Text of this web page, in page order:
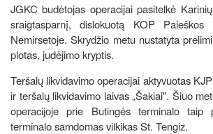
JGKC budėtojas operacijai pasitelkė
sraigtasparnį, dislokuotą KOP
Nemirsetoje. Skrydžio metu nustatyta
plotas, judėjimo kryptis.
Teršalų likvidavimo operacijai aktyvuotas
ir teršalų likvidavimo laivas „Šakiai". Šiuo
operacijoje prie Butingės terminalo taip
terminalo samdomas vilkikas St. Tengiz.